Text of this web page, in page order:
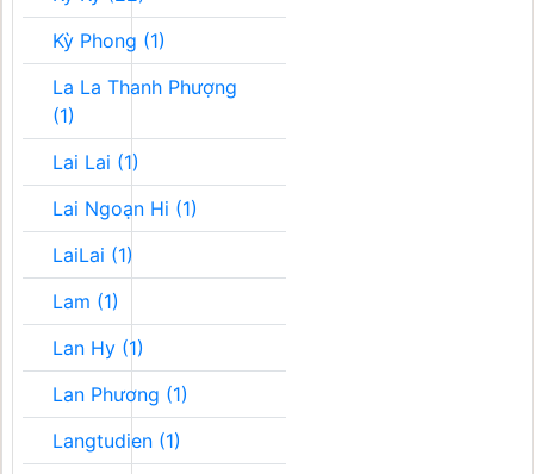
Kỳ Phong (1)
La La Thanh Phượng
(1)
Lai Lai (1)
Lai Ngoạn Hi (1)
LaiLai (1)
Lam (1)
Lan Hy (1)
Lan Phương (1)
Langtudien (1)